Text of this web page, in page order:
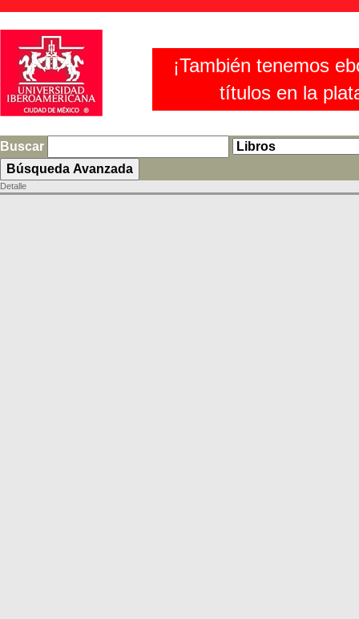
¡También tenemos
títulos en la
Buscar
Detalle